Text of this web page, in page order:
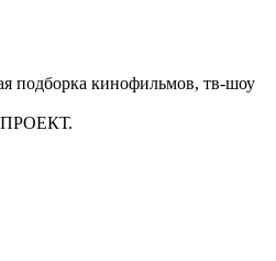
подборка кинофильмов, тв-шоу